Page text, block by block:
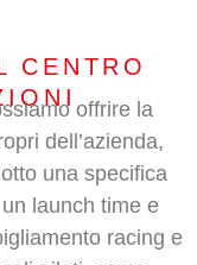
CENTRO
offrire la
dell’azienda,
una specifica
launch time e
racing e